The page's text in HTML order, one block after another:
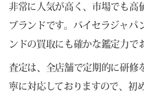
非常に人気が高く、市場でも高
ブランドです。バイセラジャパ
ンドの買取にも確かな鑑定力で
査定は、全店舗で定期的に研修
寧に対応しておりますので、初